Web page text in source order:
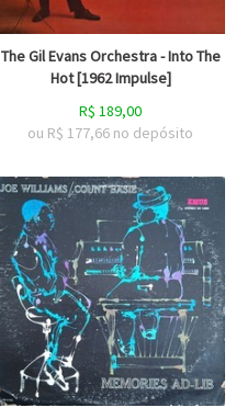
The Gil Evans Orchestra - Into The
Hot [1962 Impulse]
R$ 189,00
ou R$ 177,66 no depósito